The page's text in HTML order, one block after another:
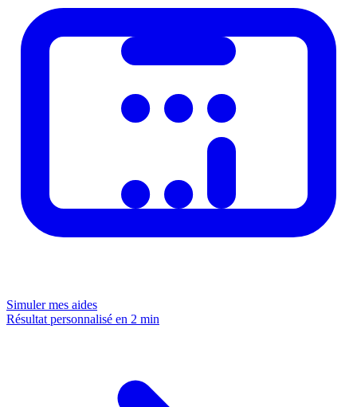
Simuler mes aides
Résultat personnalisé en 2 min